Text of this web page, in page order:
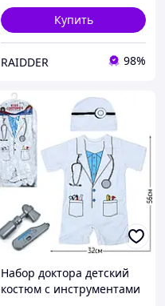
Купить
RAIDDER 98%
Набор доктора детский
костюм с инструментами